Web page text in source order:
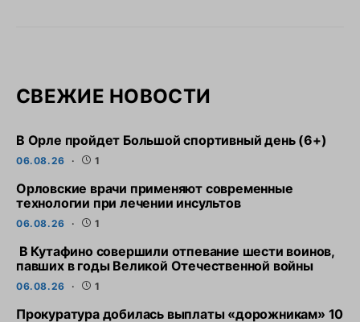
СВЕЖИЕ НОВОСТИ
В Орле пройдет Большой спортивный день (6+)
06.08.26 1
Орловские врачи применяют современные
технологии при лечении инсультов
06.08.26 1
В Кутафино совершили отпевание шести воинов,
павших в годы Великой Отечественной войны
06.08.26 1
Прокуратура добилась выплаты «дорожникам» 10